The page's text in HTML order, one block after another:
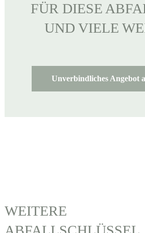
FÜR DIESE
UND VIELE
Unverbindliches Angebot
WEITERE